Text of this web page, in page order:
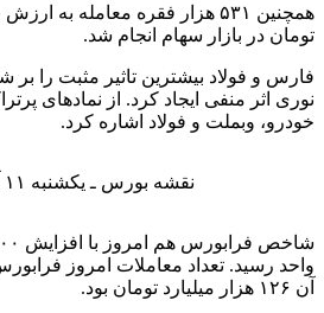
تومان در بازار سهام انجام شد.
فارس و فولاد بیشترین تاثیر مثبت را
نوری اثر منفی ایجاد کرد. از نمادهای
خودرو، وبملت و فولاد اشاره کرد.
نقشه بورس ـ یکشنبه ۱۱ آبان ۱۴۰۴
آن ۱۲۶ هزار میلیارد تومان بود.